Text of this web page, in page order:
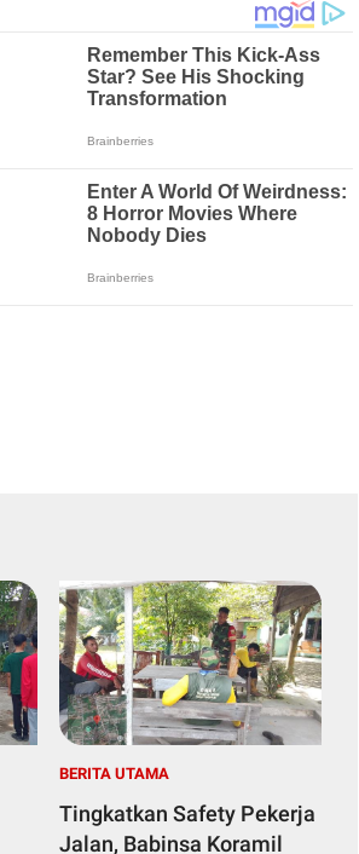
BERITA UTAMA
Tingkatkan Safety Pekerja
Jalan, Babinsa Koramil